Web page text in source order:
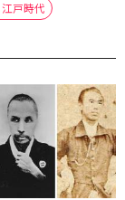
江戸時代